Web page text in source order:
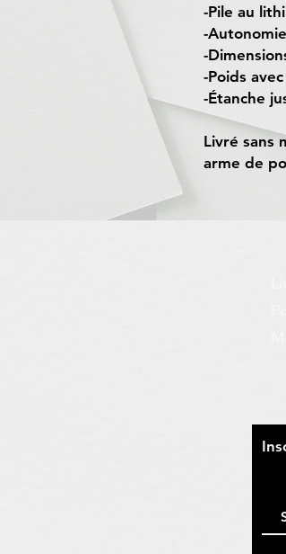
-Pile au
-
-
-Poids
-Étanche
Livré sans
arme de